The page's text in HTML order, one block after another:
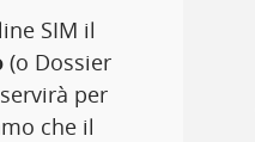
SIM il
(o Dossier
per
che il